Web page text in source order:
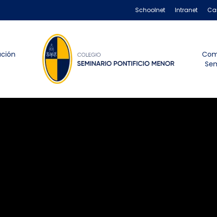
Schoolnet Intranet